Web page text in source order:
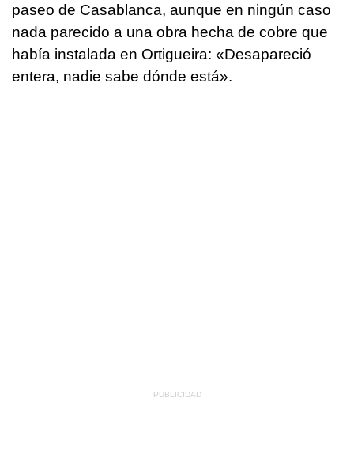
paseo de Casablanca, aunque en ningún caso
nada parecido a una obra hecha de cobre que
había instalada en Ortigueira: «Desapareció
entera, nadie sabe dónde está».